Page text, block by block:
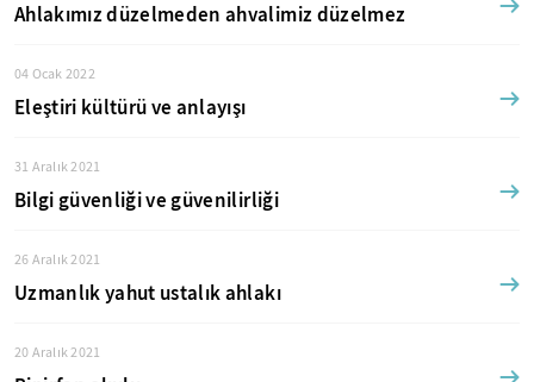
Ahlakımız düzelmeden ahvalimiz düzelmez
04 Ocak 2022
Eleştiri kültürü ve anlayışı
31 Aralık 2021
Bilgi güvenliği ve güvenilirliği
26 Aralık 2021
Uzmanlık yahut ustalık ahlakı
20 Aralık 2021